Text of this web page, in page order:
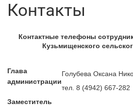
Контакты
Контактные телефоны
Кузьмищенского
Глава
администрации
Голубева Оксана
тел. 8 (4942) 667-282
Заместитель